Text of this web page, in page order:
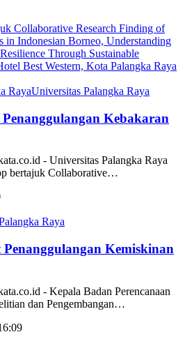
RayaUniversitas Palangka Raya
Kebakaran
- Universitas Palangka Raya
bertajuk Collaborative…
Raya
Kemiskinan
- Kepala Badan Perencanaan
dan Pengembangan…